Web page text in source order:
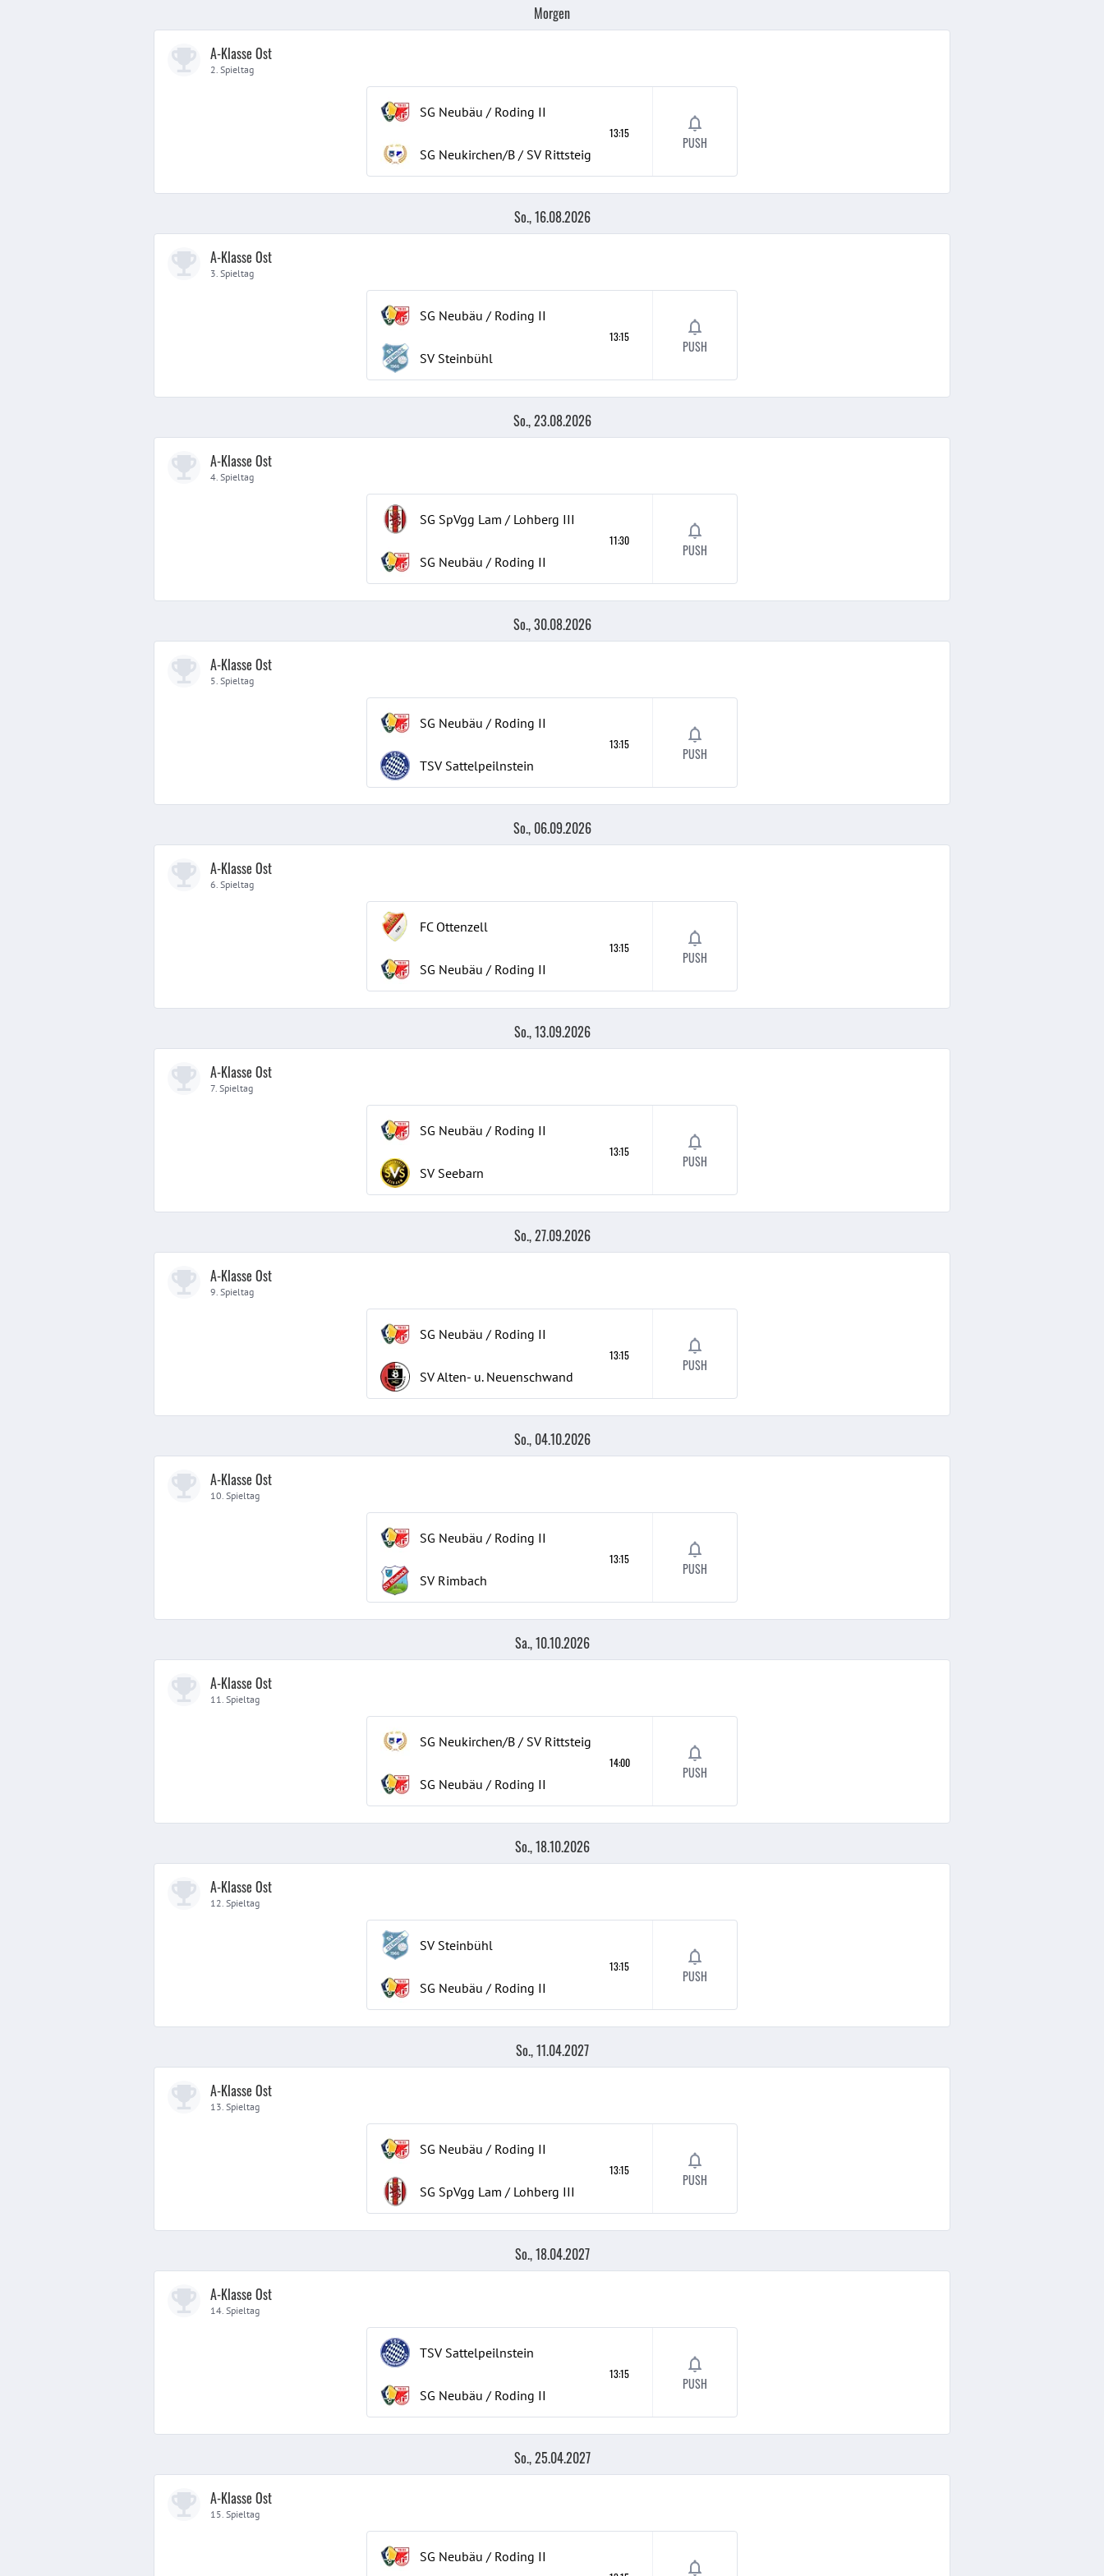
Morgen
A-Klasse Ost
2. Spieltag
SG Neubäu / Roding II
SG Neukirchen/B / SV Rittsteig
13:15
PUSH
So., 16.08.2026
A-Klasse Ost
3. Spieltag
SG Neubäu / Roding II
SV Steinbühl
13:15
PUSH
So., 23.08.2026
A-Klasse Ost
4. Spieltag
SG SpVgg Lam / Lohberg III
SG Neubäu / Roding II
11:30
PUSH
So., 30.08.2026
A-Klasse Ost
5. Spieltag
SG Neubäu / Roding II
TSV Sattelpeilnstein
13:15
PUSH
So., 06.09.2026
A-Klasse Ost
6. Spieltag
FC Ottenzell
SG Neubäu / Roding II
13:15
PUSH
So., 13.09.2026
A-Klasse Ost
7. Spieltag
SG Neubäu / Roding II
SV Seebarn
13:15
PUSH
So., 27.09.2026
A-Klasse Ost
9. Spieltag
SG Neubäu / Roding II
SV Alten- u. Neuenschwand
13:15
PUSH
So., 04.10.2026
A-Klasse Ost
10. Spieltag
SG Neubäu / Roding II
SV Rimbach
13:15
PUSH
Sa., 10.10.2026
A-Klasse Ost
11. Spieltag
SG Neukirchen/B / SV Rittsteig
SG Neubäu / Roding II
14:00
PUSH
So., 18.10.2026
A-Klasse Ost
12. Spieltag
SV Steinbühl
SG Neubäu / Roding II
13:15
PUSH
So., 11.04.2027
A-Klasse Ost
13. Spieltag
SG Neubäu / Roding II
SG SpVgg Lam / Lohberg III
13:15
PUSH
So., 18.04.2027
A-Klasse Ost
14. Spieltag
TSV Sattelpeilnstein
SG Neubäu / Roding II
13:15
PUSH
So., 25.04.2027
A-Klasse Ost
15. Spieltag
SG Neubäu / Roding II